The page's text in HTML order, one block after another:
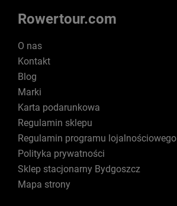
Rowertour.com
O nas
Kontakt
Blog
Marki
Karta podarunkowa
Regulamin sklepu
Regulamin programu lojalnościowego
Polityka prywatności
Sklep stacjonarny Bydgoszcz
Mapa strony